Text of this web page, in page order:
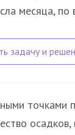
месяца, по
точками